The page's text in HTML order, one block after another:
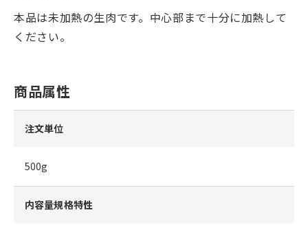
本品は未加熱の生肉です。中心部まで十分に加熱して
ください。
商品属性
注文単位
500g
内容量規格特性